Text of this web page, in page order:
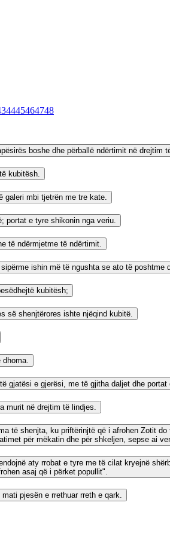
4445464748
boshe dhe përballë ndërtimit në drejtim
kubitësh.
galeri mbi tjetrën me tre kate.
portat e tyre shikonin nga veriu.
të ndërmjetme të ndërtimit.
ishin më të ngushta se ato të poshtme
kubitësh;
së shenjtërores ishte njëqind kubitë.
gjatësi e gjerësi, me të gjitha daljet dhe portat
murit në drejtim të lindjes.
të shenjta, ku priftërinjtë që i afrohen Zotit
për mëkatin dhe për shkeljen, sepse ai
aty rrobat e tyre me të cilat kryejnë
asaj që i përket popullit".
pjesën e rrethuar rreth e qark.